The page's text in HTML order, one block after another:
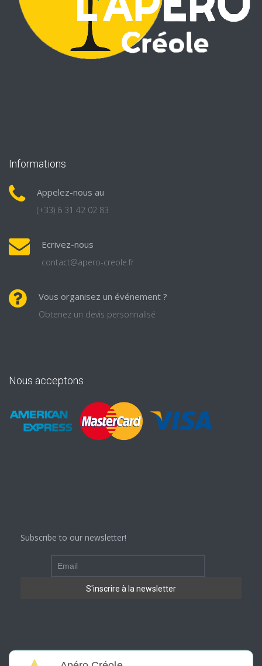
Informations
Appelez-nous au
(+33) 6 31 42 02 83
Ecrivez-nous
contact@apero-creole.fr
Vous organisez un événement ?
Obtenez un devis personnalisé
Nous acceptons
Subscribe to our newsletter!